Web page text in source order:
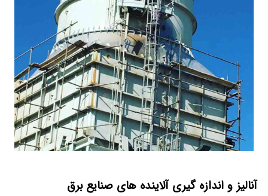
آنالیز و اندازه گیری آلاینده های صنایع برق